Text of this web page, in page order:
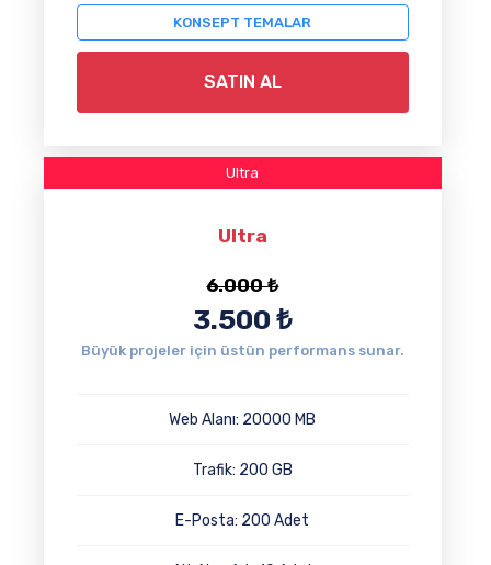
KONSEPT TEMALAR
SATIN AL
Ultra
Ultra
6.000₺
3.500₺
Büyük projeler için üstün performans sunar.
Web Alanı: 20000 MB
Trafik: 200 GB
E-Posta: 200 Adet